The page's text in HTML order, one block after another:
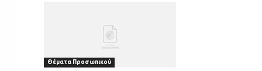
Θέματα Προσωπικού